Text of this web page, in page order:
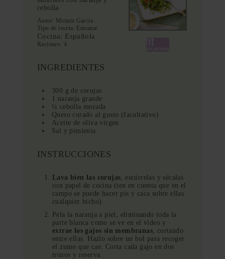
cebolla
Autor: Miriam García
Tipo de receta: Entrante
Cocina: Española
Raciones:4
INGREDIENTES
300 g de corujas
1 naranja grande
¼ cebolla morada
Queso curado al gusto (facultativo)
Aceite de oliva virgen
Sal y pimienta
INSTRUCCIONES
Lava bien las corujas , escúrrelas y sécalas
con papel de cocina (ten en cuenta que en el
campo se puede hacer pis y caca sobre ellas
cualquier bicho).
Pela la naranja a piel, eliminando toda la
parte blanca como se ve en el vídeo y
extrae los gajos sin membranas , cortando
entre ellas. Hazlo sobre un bol para recoger
el zumo que cae. Corta cada gajo en dos
trozos y reserva.